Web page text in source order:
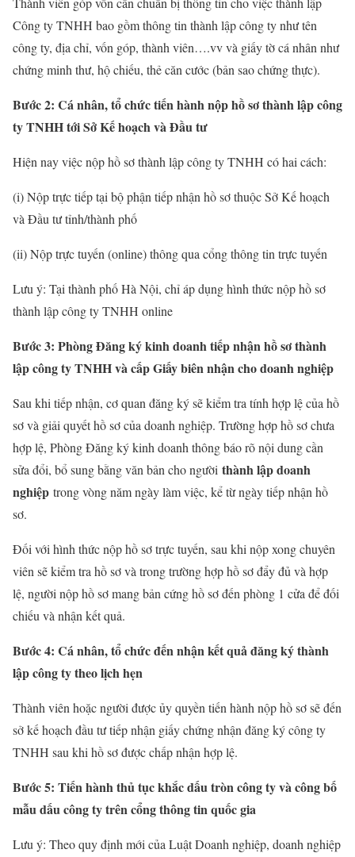
Công ty TNHH bao gồm thông tin thành lập công ty như tên
công ty, địa chỉ, vốn góp, thành viên….vv và giấy tờ cá nhân như
chứng minh thư, hộ chiếu, thẻ căn cước (bản sao chứng thực).
Bước 2: Cá nhân, tổ chức tiến hành nộp hồ sơ thành lập công
ty TNHH tới Sở Kế hoạch và Đầu tư
Hiện nay việc nộp hồ sơ thành lập công ty TNHH có hai cách:
(i) Nộp trực tiếp tại bộ phận tiếp nhận hồ sơ thuộc Sở Kế hoạch
và Đầu tư tỉnh/thành phố
(ii) Nộp trực tuyến (online) thông qua cổng thông tin trực tuyến
Lưu ý: Tại thành phố Hà Nội, chỉ áp dụng hình thức nộp hồ sơ
thành lập công ty TNHH online
Bước 3: Phòng Đăng ký kinh doanh tiếp nhận hồ sơ thành
lập công ty TNHH và cấp Giấy biên nhận cho doanh nghiệp
Sau khi tiếp nhận, cơ quan đăng ký sẽ kiểm tra tính hợp lệ của hồ
sơ và giải quyết hồ sơ của doanh nghiệp. Trường hợp hồ sơ chưa
hợp lệ, Phòng Đăng ký kinh doanh thông báo rõ nội dung cần
sửa đổi, bổ sung bằng văn bản cho người thành lập doanh
nghiệp trong vòng năm ngày làm việc, kể từ ngày tiếp nhận hồ
sơ.
Đối với hình thức nộp hồ sơ trực tuyến, sau khi nộp xong chuyên
viên sẽ kiểm tra hồ sơ và trong trường hợp hồ sơ đẩy đủ và hợp
lệ, người nộp hồ sơ mang bản cứng hồ sơ đến phòng 1 cửa để đối
chiếu và nhận kết quả.
Bước 4: Cá nhân, tổ chức đến nhận kết quả đăng ký thành
lập công ty theo lịch hẹn
Thành viên hoặc người được ủy quyền tiến hành nộp hồ sơ sẽ đến
sở kế hoạch đầu tư tiếp nhận giấy chứng nhận đăng ký công ty
TNHH sau khi hồ sơ được chấp nhận hợp lệ.
Bước 5: Tiến hành thủ tục khắc dấu tròn công ty và công bố
mẫu dấu công ty trên cổng thông tin quốc gia
Lưu ý: Theo quy định mới của Luật Doanh nghiệp, doanh nghiệp